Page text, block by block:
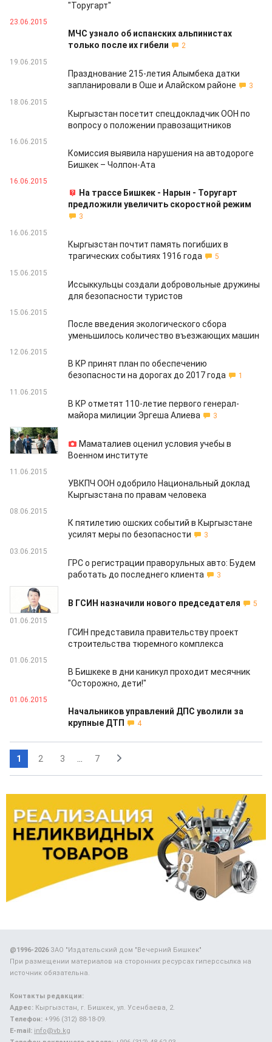
"Торугарт"
23.06.2015
МЧС узнало об испанских альпинистах
только после их гибели
2
19.06.2015
Празднование 215-летия Алымбека датки
запланировали в Оше и Алайском районе
3
18.06.2015
Кыргызстан посетит спецдокладчик ООН по
вопросу о положении правозащитников
16.06.2015
Комиссия выявила нарушения на автодороге
Бишкек – Чолпон-Ата
16.06.2015
На трассе Бишкек - Нарын - Торугарт
предложили увеличить скоростной режим
3
16.06.2015
Кыргызстан почтит память погибших в
трагических событиях 1916 года
5
15.06.2015
Иссыккульцы создали добровольные дружины
для безопасности туристов
15.06.2015
После введения экологического сбора
уменьшилось количество въезжающих машин
12.06.2015
В КР принят план по обеспечению
безопасности на дорогах до 2017 года
1
11.06.2015
В КР отметят 110-летие первого генерал-
майора милиции Эргеша Алиева
3
11.06.2015
Маматалиев оценил условия учебы в
Военном институте
11.06.2015
УВКПЧ ООН одобрило Национальный доклад
Кыргызстана по правам человека
08.06.2015
К пятилетию ошских событий в Кыргызстане
усилят меры по безопасности
3
03.06.2015
ГРС о регистрации праворульных авто: Будем
работать до последнего клиента
3
01.06.2015
В ГСИН назначили нового председателя
5
01.06.2015
ГСИН представила правительству проект
строительства тюремного комплекса
01.06.2015
В Бишкеке в дни каникул проходит месячник
"Осторожно, дети!"
01.06.2015
Начальников управлений ДПС уволили за
крупные ДТП
4
1 2 3 7
@1996-2026ЗАО "Издательский дом "Вечерний Бишкек"
При размещении материалов на сторонних ресурсах гиперссылка на
источник обязательна.
Контакты редакции:
Адрес: Кыргызстан, г. Бишкек, ул. Усенбаева, 2.
Телефон: +996 (312) 88-18-09.
E-mail: info@vb.kg